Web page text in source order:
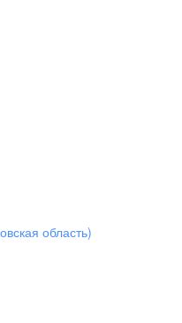
область)